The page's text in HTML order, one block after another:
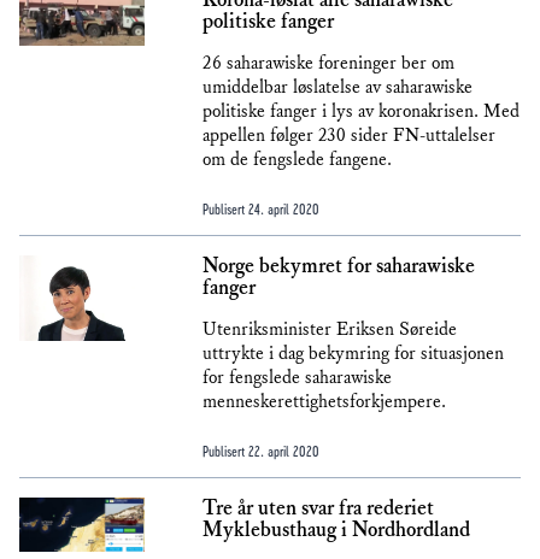
politiske fanger
26 saharawiske foreninger ber om
umiddelbar løslatelse av saharawiske
politiske fanger i lys av koronakrisen. Med
appellen følger 230 sider FN-uttalelser
om de fengslede fangene.
Publisert 24. april 2020
Norge bekymret for saharawiske
fanger
Utenriksminister Eriksen Søreide
uttrykte i dag bekymring for situasjonen
for fengslede saharawiske
menneskerettighetsforkjempere.
Publisert 22. april 2020
Tre år uten svar fra rederiet
Myklebusthaug i Nordhordland